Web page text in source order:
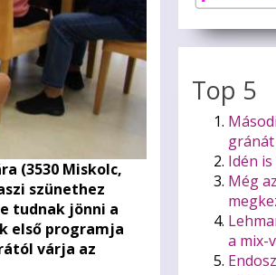
(3530 Miskolc,
szünethez
tudnak jönni a
első programja
várja az
Top 5
gránát
Idén
Még
a mix-